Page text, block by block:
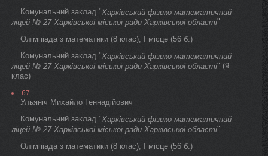
Комунальний заклад "Харківський фізико-математичний
ліцей № 27 Харківської міської ради Харківської області"
Олімпіада з математики (8 клас), I місце (56 б.)
Комунальний заклад "Харківський фізико-математичний
ліцей № 27 Харківської міської ради Харківської області" (9
клас)
67.
Ульяніч Михайло Геннадійович
Комунальний заклад "Харківський фізико-математичний
ліцей № 27 Харківської міської ради Харківської області"
Олімпіада з математики (8 клас), I місце (56 б.)